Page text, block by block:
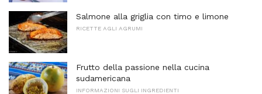
Salmone alla griglia con timo e limone
RICETTE AGLI AGRUMI
Frutto della passione nella cucina
sudamericana
INFORMAZIONI SUGLI INGREDIENTI